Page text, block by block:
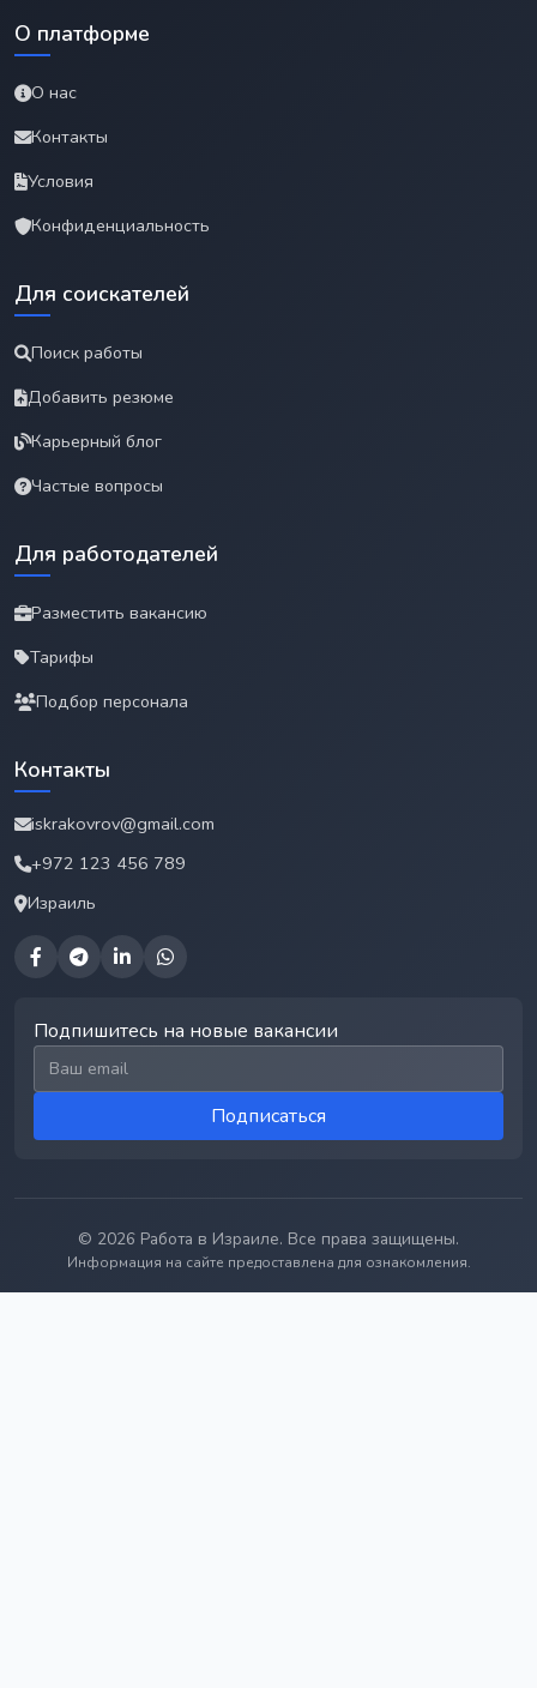
О платформе
О нас
Контакты
Условия
Конфиденциальность
Для соискателей
Поиск работы
Добавить резюме
Карьерный блог
Частые вопросы
Для работодателей
Разместить вакансию
Тарифы
Подбор персонала
Контакты
iskrakovrov@gmail.com
+972 123 456 789
Израиль
Подпишитесь на новые вакансии
Email для подписки
Подписаться
© 2026 Работа в Израиле. Все права защищены.
Информация на сайте предоставлена для ознакомления.